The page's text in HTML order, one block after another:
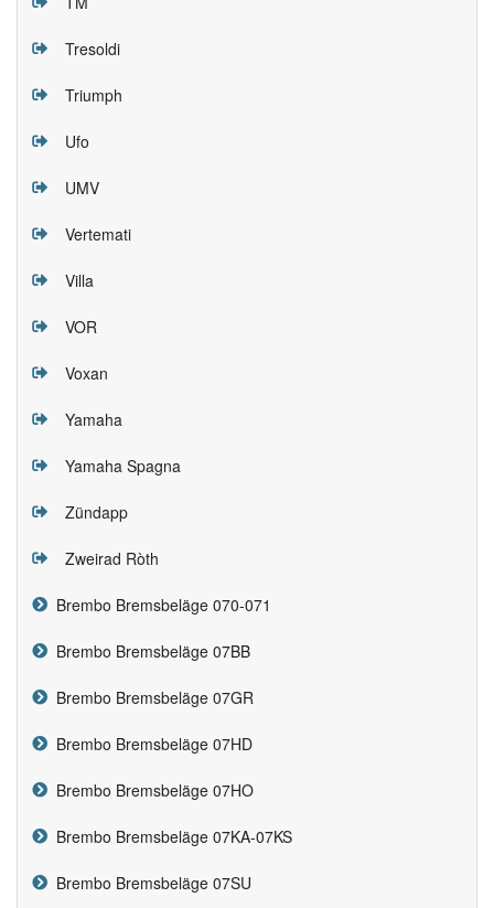
Tresoldi
Triumph
Ufo
UMV
Vertemati
Villa
VOR
Voxan
Yamaha
Yamaha Spagna
Zündapp
Zweirad Ròth
Brembo Bremsbeläge 070-071
Brembo Bremsbeläge 07BB
Brembo Bremsbeläge 07GR
Brembo Bremsbeläge 07HD
Brembo Bremsbeläge 07HO
Brembo Bremsbeläge 07KA-07KS
Brembo Bremsbeläge 07SU